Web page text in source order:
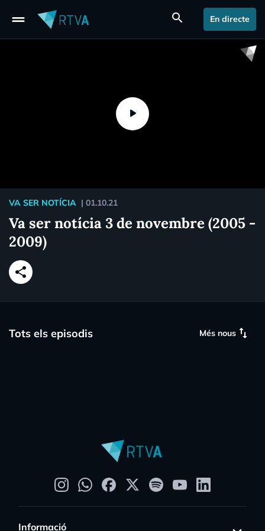
drag_handle search En directe
VA SER NOTÍCIA | 01.10.21
Va ser notícia 3 de novembre (2005 -
2009)
share
Tots els episodis Més nous swap_vert
Informació